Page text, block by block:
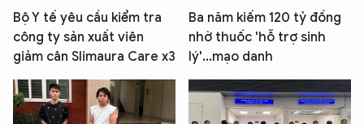
Bộ Y tế yêu cầu kiểm tra
công ty sản xuất viên
giảm cân Slimaura Care x3
Ba năm kiếm 120 tỷ đồng
nhờ thuốc 'hỗ trợ sinh
lý'...mạo danh